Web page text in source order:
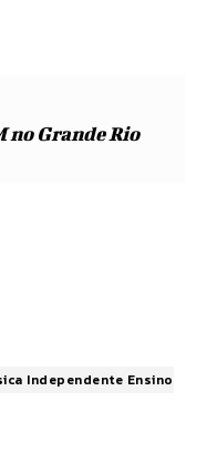
no Grande Rio
Independente Ensino